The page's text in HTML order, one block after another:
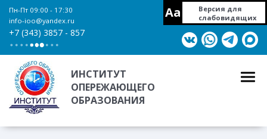
Пн-Пт 09:00 - 17:30
info-ioo@yandex.ru
+7 (343) 3857 - 857
Aa
Версия для
слабовидящих
ИНСТИТУТ
ОПЕРЕЖАЮЩЕГО
ОБРАЗОВАНИЯ